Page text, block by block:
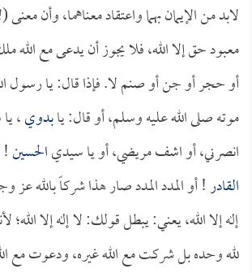
لابد من الإيمان بهما واعتقاد معناهما، وأن معنى
معبود حق إلا الله، فلا يجوز أن يدعى مع الله
أو حجر أو جن أو صنم لا. فإذا قال: يا رسول
موته صلى الله عليه وسلم، أو قال: يابدوي،
انصرني، أو اشف مريضي، أو يا سيديالحسين!
القادر! أو المدد المدد صار هذا شركاً بالله
إله إلا الله، يعني: يبطل قولك: لا إله إلا الله؛
لله وحده بل شركت مع الله غيره، ودعوت مع